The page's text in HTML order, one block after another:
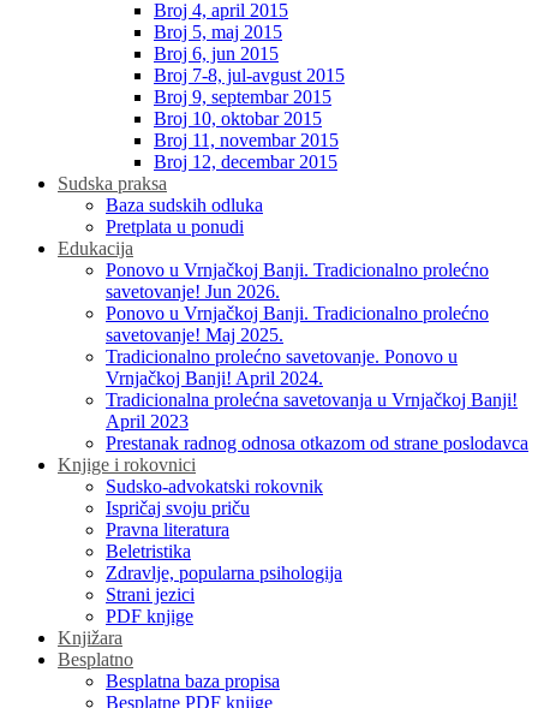
Broj 4, april 2015
Broj 5, maj 2015
Broj 6, jun 2015
Broj 7-8, jul-avgust 2015
Broj 9, septembar 2015
Broj 10, oktobar 2015
Broj 11, novembar 2015
Broj 12, decembar 2015
Sudska praksa
Baza sudskih odluka
Pretplata u ponudi
Edukacija
Ponovo u Vrnjačkoj Banji. Tradicionalno prolećno
savetovanje! Jun 2026.
Ponovo u Vrnjačkoj Banji. Tradicionalno prolećno
savetovanje! Maj 2025.
Tradicionalno prolećno savetovanje. Ponovo u
Vrnjačkoj Banji! April 2024.
Tradicionalna prolećna savetovanja u Vrnjačkoj Banji!
April 2023
Prestanak radnog odnosa otkazom od strane poslodavca
Knjige i rokovnici
Sudsko-advokatski rokovnik
Ispričaj svoju priču
Pravna literatura
Beletristika
Zdravlje, popularna psihologija
Strani jezici
PDF knjige
Knjižara
Besplatno
Besplatna baza propisa
Besplatne PDF knjige